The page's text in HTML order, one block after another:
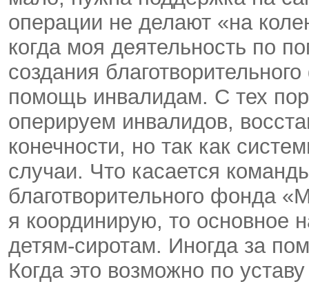
операции не делают «на
когда моя деятельность по
создания
помощь инвалидам. С тех
оперируем инвалидов,
конечности, но так как
случаи. Что касается
благотворительного фонда
я координирую, то основное
детям-сиротам. Иногда за
Когда это возможно по